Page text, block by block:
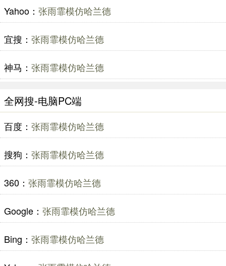
Yahoo： 张雨霏模仿哈兰德
宜搜： 张雨霏模仿哈兰德
神马： 张雨霏模仿哈兰德
全网搜-电脑PC端
百度： 张雨霏模仿哈兰德
搜狗： 张雨霏模仿哈兰德
360： 张雨霏模仿哈兰德
Google： 张雨霏模仿哈兰德
Bing： 张雨霏模仿哈兰德